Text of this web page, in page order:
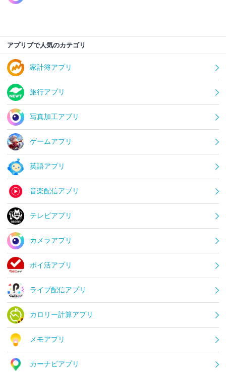
アプリブで人気のカテゴリ
家計簿アプリ
旅行アプリ
写真加工アプリ
ゲームアプリ
英語アプリ
音楽配信アプリ
テレビアプリ
カメラアプリ
ポイ活アプリ
ライブ配信アプリ
カロリー計算アプリ
メモアプリ
カーナビアプリ